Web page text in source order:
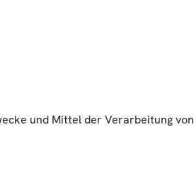
und Mittel der Verarbeitung von